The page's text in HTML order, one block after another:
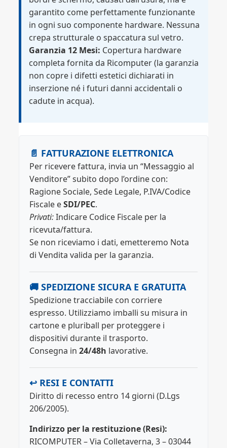
garantito come perfettamente funzionante
in ogni suo componente hardware. Nessuna
crepa strutturale o spaccatura sul vetro.
Garanzia 12 Mesi: Copertura hardware
completa fornita da Ricomputer (la garanzia
non copre i difetti estetici dichiarati in
inserzione né i futuri danni accidentali o
cadute in acqua).
📄 FATTURAZIONE ELETTRONICA
Per ricevere fattura, invia un “Messaggio al
Venditore” subito dopo l’ordine con:
Ragione Sociale, Sede Legale, P.IVA/Codice
Fiscale eSDI/PEC.
Privati:Indicare Codice Fiscale per la
ricevuta/fattura.
Se non riceviamo i dati, emetteremo Nota
di Vendita valida per la garanzia.
🚚 SPEDIZIONE SICURA E GRATUITA
Spedizione tracciabile con corriere
espresso. Utilizziamo imballi su misura in
cartone e pluriball per proteggere i
dispositivi durante il trasporto.
Consegna in 24/48h lavorative.
↩️ RESI E CONTATTI
Diritto di recesso entro 14 giorni (D.Lgs
206/2005).
Indirizzo per la restituzione (Resi):
RICOMPUTER – Via Colletaverna, 3 – 03044